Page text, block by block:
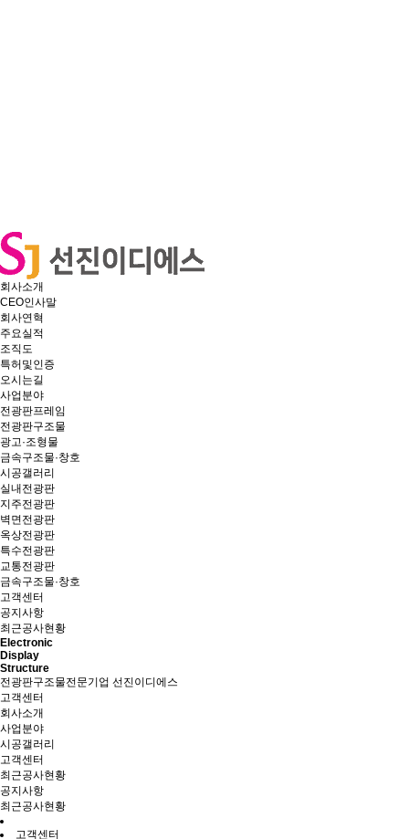
회사소개
CEO인사말
회사연혁
주요실적
조직도
특허및인증
오시는길
사업분야
전광판프레임
전광판구조물
광고·조형물
금속구조물·창호
시공갤러리
실내전광판
지주전광판
벽면전광판
옥상전광판
특수전광판
교통전광판
금속구조물·창호
고객센터
공지사항
최근공사현황
Electronic
Display
Structure
전광판구조물전문기업 선진이디에스
고객센터
회사소개
사업분야
시공갤러리
고객센터
최근공사현황
공지사항
최근공사현황
고객센터